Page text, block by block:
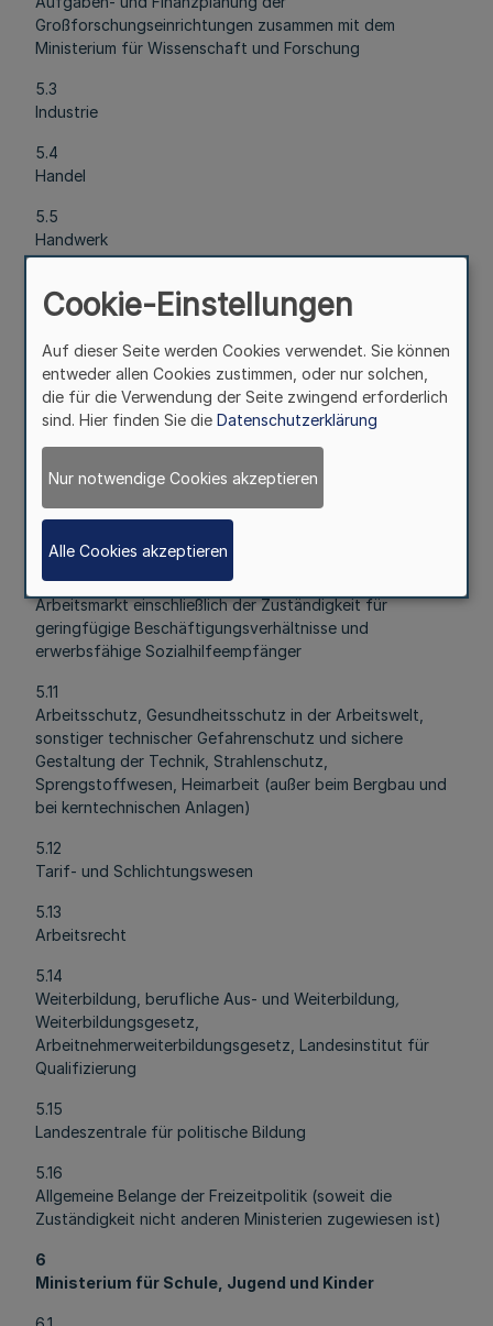
Großforschungseinrichtungen zusammen mit dem
Ministerium für Wissenschaft und Forschung
5.3
Industrie
5.4
Handel
5.5
Handwerk
Außenwirtschaft
5.7
Eichwesen und Materialprüfung
5.8
Gründungsinitiative für Kulturschaffende Start Art",
Nordrhein-Westfalen-Forum Kultur und Wirtschaft
Sonstige Einzelfragen der Wirtschaft, soweit sie nicht
anderen Ministerien zugewiesen sind
5.10
Arbeitsmarkt einschließlich der Zuständigkeit für
geringfügige Beschäftigungsverhältnisse und
erwerbsfähige Sozialhilfeempfänger
5.11
Arbeitsschutz, Gesundheitsschutz in der Arbeitswelt,
sonstiger technischer Gefahrenschutz und sichere
Gestaltung der Technik, Strahlenschutz,
Sprengstoffwesen, Heimarbeit (außer beim Bergbau und
bei kerntechnischen Anlagen)
5.12
Tarif- und Schlichtungswesen
5.13
Arbeitsrecht
5.14
Weiterbildung, berufliche Aus- und Weiterbildung,
Weiterbildungsgesetz,
Arbeitnehmerweiterbildungsgesetz, Landesinstitut für
Qualifizierung
5.15
Landeszentrale für politische Bildung
5.16
Allgemeine Belange der Freizeitpolitik (soweit die
Zuständigkeit nicht anderen Ministerien zugewiesen ist)
6
Ministerium für Schule, Jugend und Kinder
Cookie-Einstellungen
Auf dieser Seite werden Cookies verwendet. Sie können
entweder allen Cookies zustimmen, oder nur solchen,
die für die Verwendung der Seite zwingend erforderlich
sind. Hier finden Sie die Datenschutzerklärung
Nur notwendige Cookies akzeptieren
Alle Cookies akzeptieren